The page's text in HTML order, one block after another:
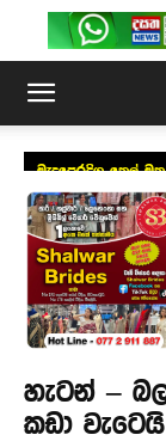
මැදපෙරදිග තෙල්
හැටන් –
කඩා වැටෙයි